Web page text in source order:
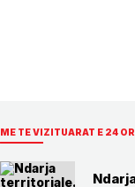
ME TE VIZITUARAT E 24